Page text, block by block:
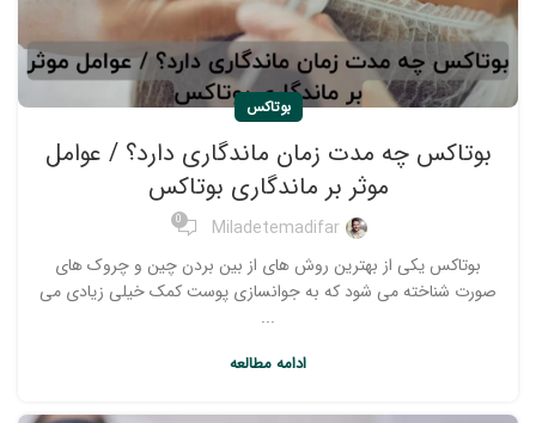
بوتاکس
بوتاکس چه مدت زمان ماندگاری دارد؟ / عوامل
موثر بر ماندگاری بوتاکس
Miladetemadifar
0
بوتاکس یکی از بهترین روش های از بین بردن چین و چروک های
صورت شناخته می شود که به جوانسازی پوست کمک خیلی زیادی می
...
ادامه مطالعه